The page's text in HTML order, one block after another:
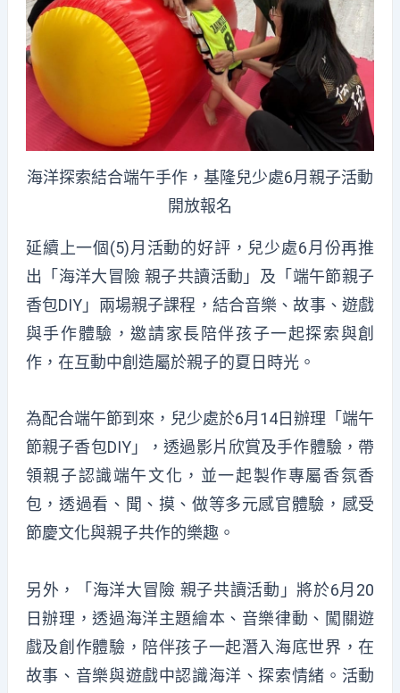
海洋探索結合端午手作，基隆兒少處6月親子活動
開放報名
延續上一個(5)月活動的好評，兒少處6月份再推
出「海洋大冒險 親子共讀活動」及「端午節親子
香包DIY」兩場親子課程，結合音樂、故事、遊戲
與手作體驗，邀請家長陪伴孩子一起探索與創
作，在互動中創造屬於親子的夏日時光。
為配合端午節到來，兒少處於6月14日辦理「端午
節親子香包DIY」，透過影片欣賞及手作體驗，帶
領親子認識端午文化，並一起製作專屬香氛香
包，透過看、聞、摸、做等多元感官體驗，感受
節慶文化與親子共作的樂趣。
另外，「海洋大冒險 親子共讀活動」將於6月20
日辦理，透過海洋主題繪本、音樂律動、闖關遊
戲及創作體驗，陪伴孩子一起潛入海底世界，在
故事、音樂與遊戲中認識海洋、探索情緒。活動